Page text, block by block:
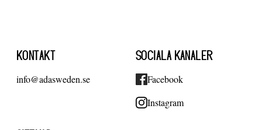
KONTAKT
info@adasweden.se
SOCIALA KANALER
Facebook
Instagram